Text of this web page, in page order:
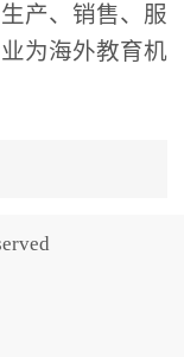
产、销售、服
为海外教育机